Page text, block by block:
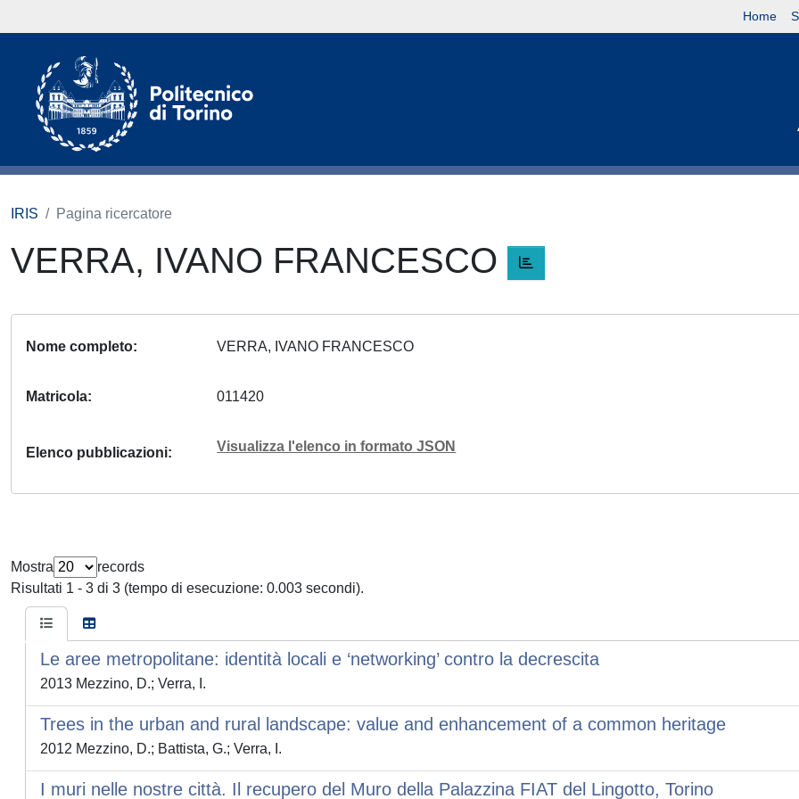
Home
IRIS Pagina ricercatore
VERRA, IVANO FRANCESCO
Nome completo VERRA, IVANO FRANCESCO
Matricola 011420
Elenco pubblicazioni Visualizza l'elenco in formato JSON
Mostra
records
Risultati 1 - 3 di 3 (tempo di esecuzione: 0.003 secondi).
Le aree metropolitane: identità locali e ‘networking’ contro la decrescita
2013 Mezzino, D.; Verra, I.
Trees in the urban and rural landscape: value and enhancement of a common heritage
2012 Mezzino, D.; Battista, G.; Verra, I.
I muri nelle nostre città. Il recupero del Muro della Palazzina FIAT del Lingotto, Torino